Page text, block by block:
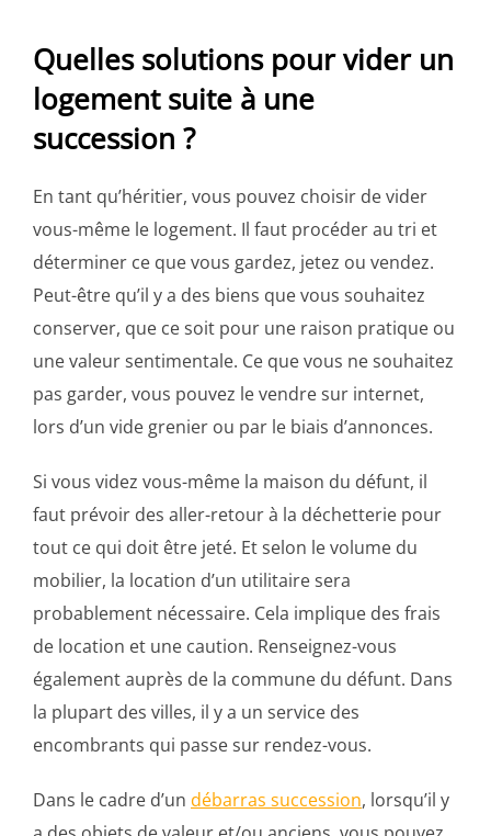
Quelles solutions pour vider un
logement suite à une
succession ?
En tant qu’héritier, vous pouvez choisir de vider
vous-même le logement. Il faut procéder au tri et
déterminer ce que vous gardez, jetez ou vendez.
Peut-être qu’il y a des biens que vous souhaitez
conserver, que ce soit pour une raison pratique ou
une valeur sentimentale. Ce que vous ne souhaitez
pas garder, vous pouvez le vendre sur internet,
lors d’un vide grenier ou par le biais d’annonces.
Si vous videz vous-même la maison du défunt, il
faut prévoir des aller-retour à la déchetterie pour
tout ce qui doit être jeté. Et selon le volume du
mobilier, la location d’un utilitaire sera
probablement nécessaire. Cela implique des frais
de location et une caution. Renseignez-vous
également auprès de la commune du défunt. Dans
la plupart des villes, il y a un service des
encombrants qui passe sur rendez-vous.
Dans le cadre d’un débarras succession, lorsqu’il y